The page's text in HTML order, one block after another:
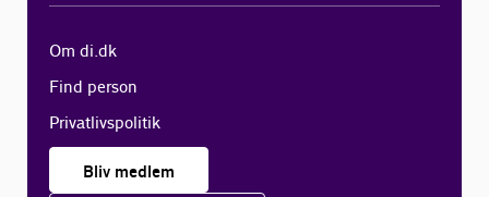
Om di.dk
Find person
Privatlivspolitik
Bliv medlem